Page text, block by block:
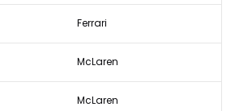
Ferrari
McLaren
McLaren